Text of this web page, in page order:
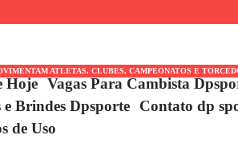
ATLETAS, CLUBES, CAMPEONATOS E
Hoje Vagas Para Cambista
e Brindes Dpsporte
Contato dp
de Uso